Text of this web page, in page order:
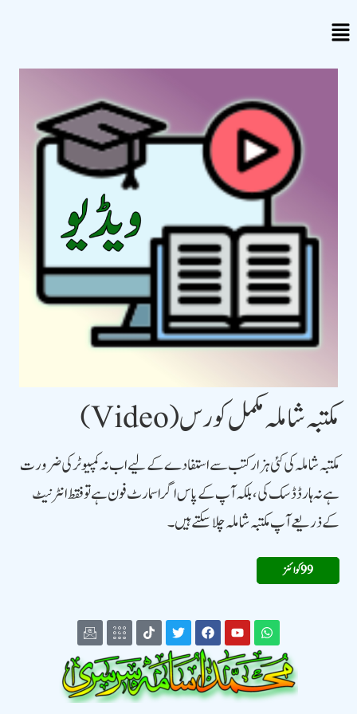
مکتبہ شاملہ مکمل کورس (Video)
مکتبہ شاملہ کی کئی ہزار کتب سے استفادے کے لیے اب نہ کمپیوٹر کی ضرورت
ہے نہ ہارڈ ڈسک کی، بلکہ آپ کے پاس اگر اسمارٹ فون ہے تو فقط انٹرنیٹ
کے ذریعے آپ مکتبہ شاملہ چلاسکتے ہیں۔
99 کوائنز